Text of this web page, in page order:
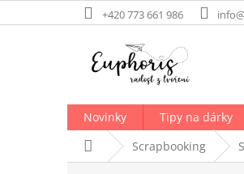
na
+420 773 661 986
Novinky Tipy na dárky
Domů Scrapbooking